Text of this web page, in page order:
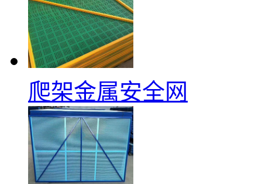
爬架金属安全网